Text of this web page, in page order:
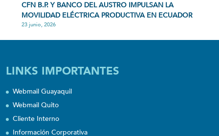
CFN B.P. Y BANCO DEL AUSTRO IMPULSAN LA
MOVILIDAD ELÉCTRICA PRODUCTIVA EN ECUADOR
23 junio, 2026
LINKS IMPORTANTES
Webmail Guayaquil
Webmail Quito
Cliente Interno
Información Corporativa